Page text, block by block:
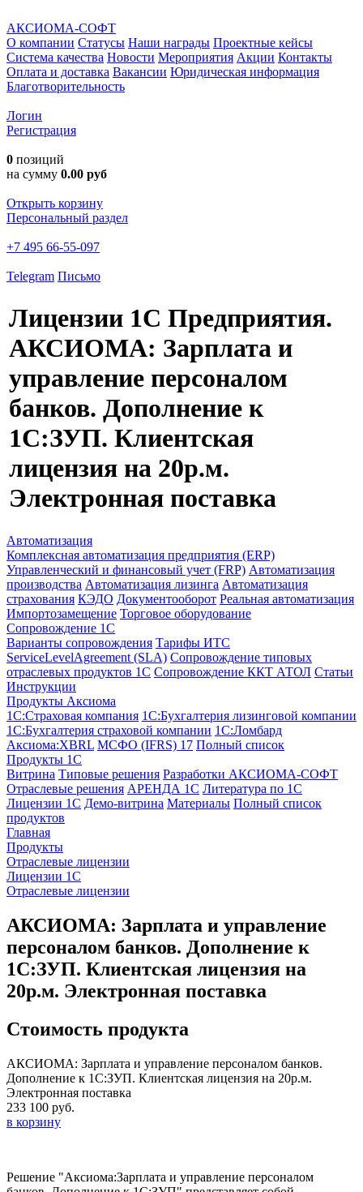
АКСИОМА-СОФТ
О компании Статусы Наши награды Проектные кейсы
Система качества Новости Мероприятия Акции Контакты
Оплата и доставка Вакансии Юридическая информация
Благотворительность
Логин
Регистрация
0 позиций
на сумму 0.00 руб
Открыть корзину
Персональный раздел
+7 495 66-55-097
Telegram Письмо
Лицензии 1С Предприятия.
АКСИОМА: Зарплата и
управление персоналом
банков. Дополнение к
1С:ЗУП. Клиентская
лицензия на 20р.м.
Электронная поставка
Автоматизация
Комплексная автоматизация предприятия (ERP)
Управленческий и финансовый учет (FRP) Автоматизация
производства Автоматизация лизинга Автоматизация
страхования КЭДО Документооборот Реальная автоматизация
Импортозамещение Торговое оборудование
Сопровождение 1С
Варианты сопровождения Тарифы ИТС
ServiceLevelAgreement (SLA) Сопровождение типовых
отраслевых продуктов 1С Сопровождение ККТ АТОЛ Статьи
Инструкции
Продукты Аксиома
1С:Страховая компания 1С:Бухгалтерия лизинговой компании
1С:Бухгалтерия страховой компании 1С:Ломбард
Аксиома:XBRL МСФО (IFRS) 17 Полный список
Продукты 1С
Витрина Типовые решения Разработки АКСИОМА-СОФТ
Отраслевые решения АРЕНДА 1С Литература по 1С
Лицензии 1C Демо-витрина Материалы Полный список
продуктов
Главная
Продукты
Отраслевые лицензии
Лицензии 1С
Отраслевые лицензии
АКСИОМА: Зарплата и управление
персоналом банков. Дополнение к
1С:ЗУП. Клиентская лицензия на
20р.м. Электронная поставка
Стоимость продукта
АКСИОМА: Зарплата и управление персоналом банков.
Дополнение к 1С:ЗУП. Клиентская лицензия на 20р.м.
Электронная поставка
233 100 руб.
в корзину
Решение "Аксиома:Зарплата и управление персоналом